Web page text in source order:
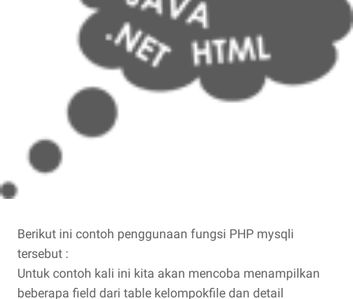
Berikut ini contoh penggunaan fungsi PHP mysqli
tersebut :
Untuk contoh kali ini kita akan mencoba menampilkan
beberapa field dari table kelompokfile dan detail